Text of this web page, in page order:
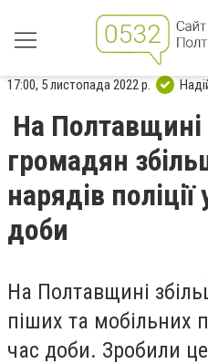
17:00, 5 листопада 2022 р.
На Полтавщині
громадян
нарядів
доби
На Полтавщині
піших та мобільних
час доби. Зробили